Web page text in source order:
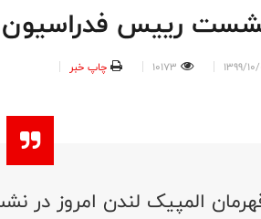
رییس
1399/
10173 چاپ خبر
المپیک لندن امروز در